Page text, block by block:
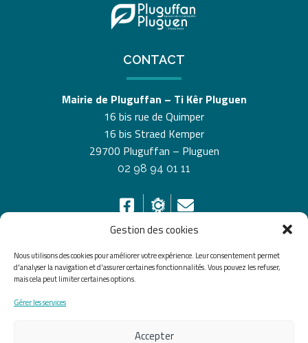
Gestion des cookies
Nous utilisons des cookies pour améliorer votre expérience. Leur consentement permet
d'analyser la navigation et d'assurer certaines fonctionnalités. Vous pouvez les refuser,
mais cela peut limiter certaines options.
Gérer les services
Accepter
CONTACT
Mairie de Pluguffan – Ti Kêr Pluguen
16 bis rue de Quimper
16 bis Straed Kemper
29700 Pluguffan – Pluguen
02 98 94 01 11
HORAIRES D’OUVERTURE
Du lundi au vendredi de 8h30 à 12h30 et de 13h30 à
Accessibilité